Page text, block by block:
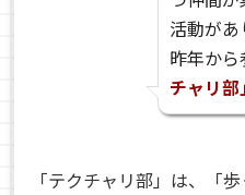
活動が
昨年か
チャリ部」
「テクチャリ部」は、「